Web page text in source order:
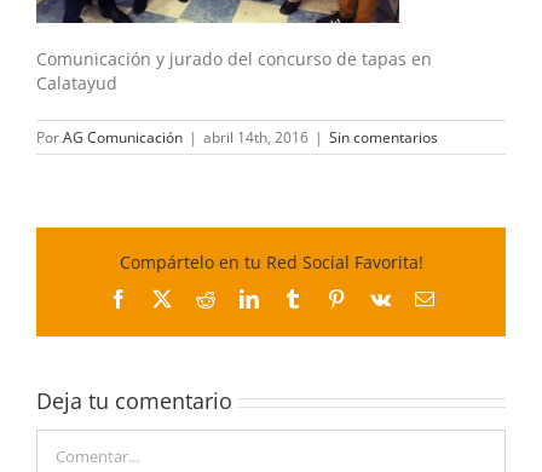
Comunicación y jurado del concurso de tapas en
Calatayud
PorAG Comunicación | abril 14th, 2016 | Sin comentarios
Compártelo en tu Red Social Favorita!
Facebook
X RedditLinkedInTumblrPinterest
Vk
Correo
Deja tu comentario